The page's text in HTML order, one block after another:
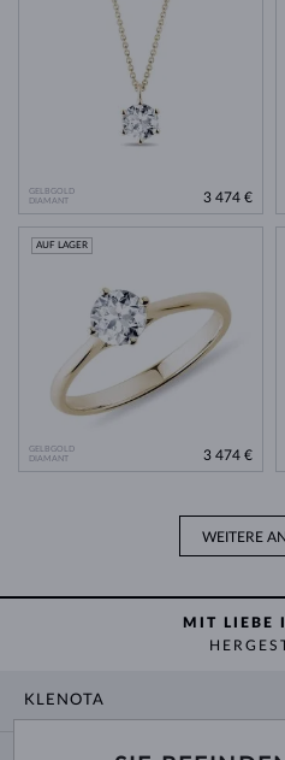
GELBGOLD
DIAMANT
3 474 €
GELBGOLD
DIAMANT
AUF LAGER
3 474 €
WEITERE
MIT LIEBE
KLENOTA